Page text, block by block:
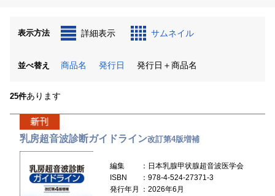
表示方法 詳細表示 サムネイル
並べ替え 商品名 発行日 発行日＋商品名
25件あります
乳房超音波診断ガイドライン改訂第4版増補
編集
：日本乳腺甲状腺超音波医学会
ISBN
：978-4-524-27371-3
発行年月
：2026年6月